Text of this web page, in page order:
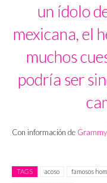
un ídolo
mexicana, el
muchos
podría ser
Con información de
TAGS acoso famosos